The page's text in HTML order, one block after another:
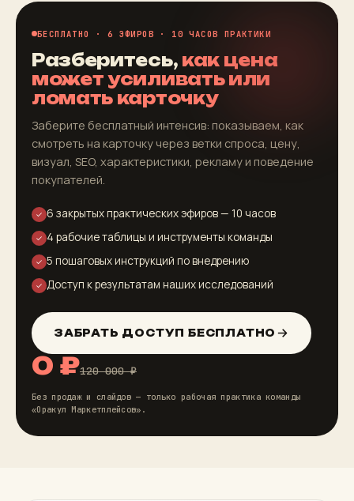
БЕСПЛАТНО · 6 ЭФИРОВ · 10 ЧАСОВ ПРАКТИКИ
Разберитесь, как цена
может усиливать или
ломать карточку
Заберите бесплатный интенсив: показываем, как
смотреть на карточку через ветки спроса, цену,
визуал, SEO, характеристики, рекламу и поведение
покупателей.
✓ 6 закрытых практических эфиров — 10 часов
✓ 4 рабочие таблицы и инструменты команды
✓ 5 пошаговых инструкций по внедрению
✓ Доступ к результатам наших исследований
ЗАБРАТЬ ДОСТУП БЕСПЛАТНО
0 ₽120 000 ₽
Без продаж и слайдов — только рабочая практика команды
«Оракул Маркетплейсов».